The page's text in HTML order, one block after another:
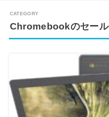
Chromebookのセール